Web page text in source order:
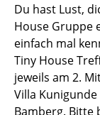
Du hast Lust,
House Gruppe
einfach mal
Tiny House
jeweils am 2.
Villa
Bamberg. Bitte